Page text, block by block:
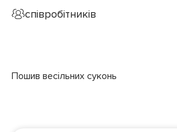
співробітників